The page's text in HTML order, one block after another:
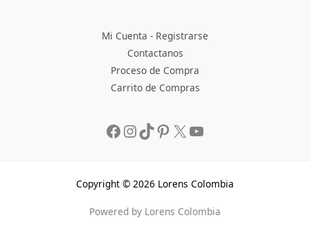
Mi Cuenta - Registrarse
Contactanos
Proceso de Compra
Carrito de Compras
Copyright © 2026 Lorens Colombia
Powered by Lorens Colombia